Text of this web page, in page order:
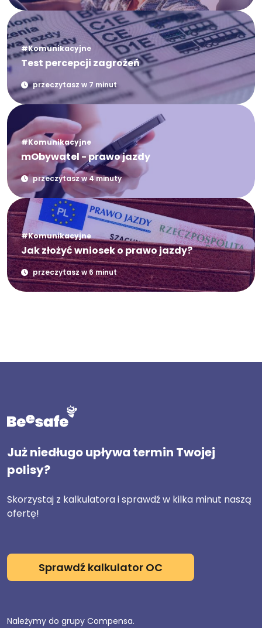
#Komunikacyjne
Test percepcji zagrożeń
przeczytasz w 7 minut
#Komunikacyjne
mObywatel - prawo jazdy
przeczytasz w 4 minuty
#Komunikacyjne
Jak złożyć wniosek o prawo jazdy?
przeczytasz w 6 minut
Już niedługo upływa termin Twojej
polisy?
Skorzystaj z kalkulatora i sprawdź w kilka minut naszą
ofertę!
Sprawdź kalkulator OC
Należymy do grupy Compensa.